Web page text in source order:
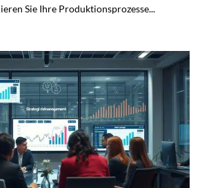
Sie Ihre Produktionsprozesse...